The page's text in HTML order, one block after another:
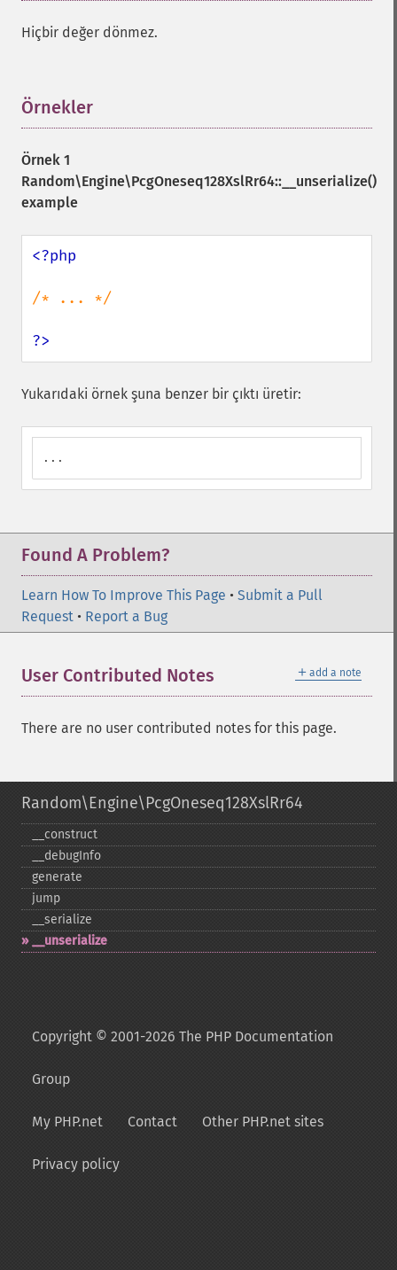
Hiçbir değer dönmez.
Örnekler
Örnek 1
Random\Engine\PcgOneseq128XslRr64::__unserialize()
example
<?php
/* ... */
?>
Yukarıdaki örnek şuna benzer bir çıktı üretir:
...
Found A Problem?
Learn How To Improve This Page • Submit a Pull
Request • Report a Bug
＋ add a note
User Contributed Notes
There are no user contributed notes for this page.
Random\Engine\PcgOneseq128XslRr64
_​_​construct
_​_​debugInfo
generate
jump
_​_​serialize
_​_​unserialize
Copyright © 2001-2026 The PHP Documentation
Group
My PHP.net Contact Other PHP.net sites
Privacy policy